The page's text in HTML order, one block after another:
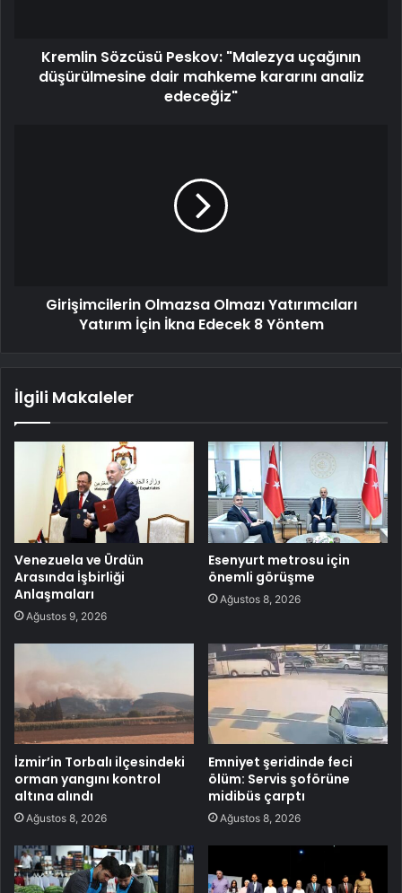
Kremlin Sözcüsü Peskov: "Malezya uçağının
düşürülmesine dair mahkeme kararını analiz
edeceğiz"
Girişimcilerin Olmazsa Olmazı Yatırımcıları
Yatırım İçin İkna Edecek 8 Yöntem
İlgili Makaleler
Venezuela ve Ürdün
Arasında İşbirliği
Anlaşmaları
Ağustos 9, 2026
Esenyurt metrosu için
önemli görüşme
Ağustos 8, 2026
İzmir’in Torbalı ilçesindeki
orman yangını kontrol
altına alındı
Ağustos 8, 2026
Emniyet şeridinde feci
ölüm: Servis şoförüne
midibüs çarptı
Ağustos 8, 2026